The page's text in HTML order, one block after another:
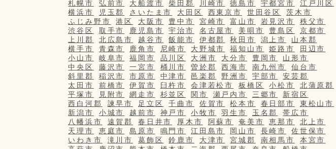
札幌市
弘前市 大船渡市 柴田郡 川崎市 徳島市 宇都宮市
江戸川区
横浜市
児玉郡 さいたま市 大田区 西東京市 世田谷区
茨木市
ふじみ野市
港区 大阪市 豊中市 宮崎市 富山市 岩見沢市
秩父市
渋谷区
取手市 鹿児島市 宇治市 名古屋市 美唄市 豊島区
京都市
上川郡
北広島市 越谷市 飯能市 伊都郡 秋田市 潟上市
山本郡
横手市
青森市 鹿角市 尼崎市 大野城市 福知山市 姫路市
田辺市
小山市
岐阜市 福岡市 品川区 大洲市 大分市 豊岡市
山形市
中央区
藤沢市 一宮市 桶川市 曽於郡 西海市 南九州市
仙台市
斜里郡
稲沢市 市原市 中津市 邑楽郡 野洲市 宇部市
安芸郡
太田市
前橋市 伊賀市 臼杵市 会津若松市 板橋区 小松市
北蒲原郡
平塚市
見附市 網走市 杉並区 関市 瀬戸内市 三郷市
新宿区
西白河郡
諫早市 足立区 千曲市 佐賀市 松本市 春日部市
東松山市
新潟市
小城市 越前市 神戸市 小牧市 羽生市 玉名郡
帯広市
八幡浜市
遠賀郡 春日井市 厚木市 阿蘇市 奄美市 恵那市
北上市
天理市
恵庭市 島原市 鳴門市 江田島市 岡山市 長崎市
佐世保市
いわき市
滝川市 葛飾区 鈴鹿市 大津市 宮城郡 南相馬市
本宮市